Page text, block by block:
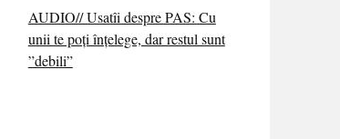
AUDIO// Usatîi despre PAS: Cu
unii te poți înțelege, dar restul sunt
”debili”